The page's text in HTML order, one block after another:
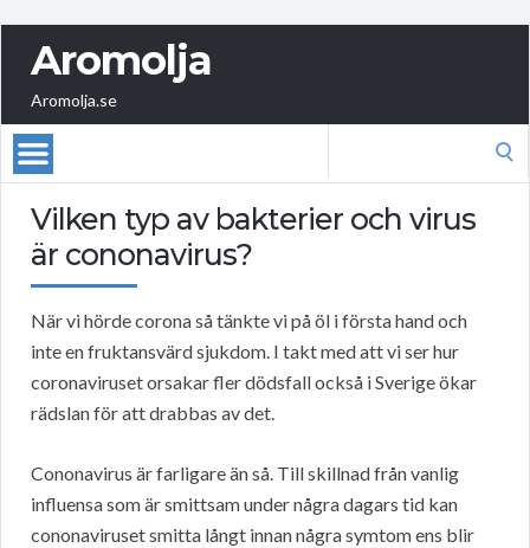
Aromolja
Aromolja.se
Vilken typ av bakterier och virus
är cononavirus?
När vi hörde corona så tänkte vi på öl i första hand och
inte en fruktansvärd sjukdom. I takt med att vi ser hur
coronaviruset orsakar fler dödsfall också i Sverige ökar
rädslan för att drabbas av det.
Cononavirus är farligare än så. Till skillnad från vanlig
influensa som är smittsam under några dagars tid kan
cononaviruset smitta långt innan några symtom ens blir